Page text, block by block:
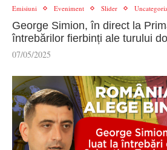
Emisiuni Eveniment Slider
George Simion, în direct la
întrebărilor fierbinți ale turului
07/05/2025